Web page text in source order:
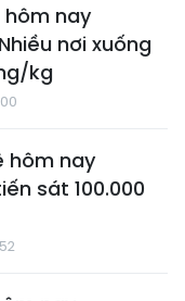
hôm nay
nơi xuống
kg
hôm nay
sát 100.000